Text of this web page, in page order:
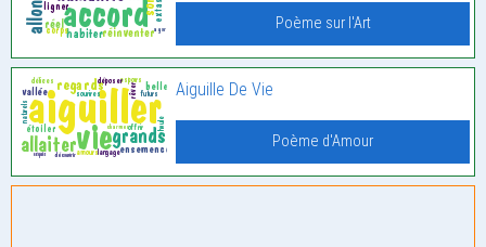
Poème sur l'Art
Aiguille De Vie
Poème d'Amour